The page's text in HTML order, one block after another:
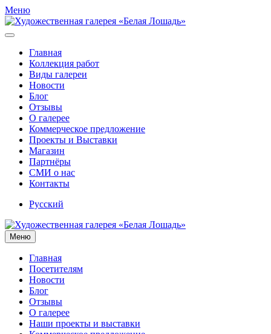
Меню
Главная
Коллекция работ
Виды галереи
Новости
Блог
Отзывы
О галерее
Коммерческое предложение
Проекты и Выставки
Магазин
Партнёры
СМИ о нас
Контакты
Русский
Меню
Главная
Посетителям
Новости
Блог
Отзывы
О галерее
Наши проекты и выставки